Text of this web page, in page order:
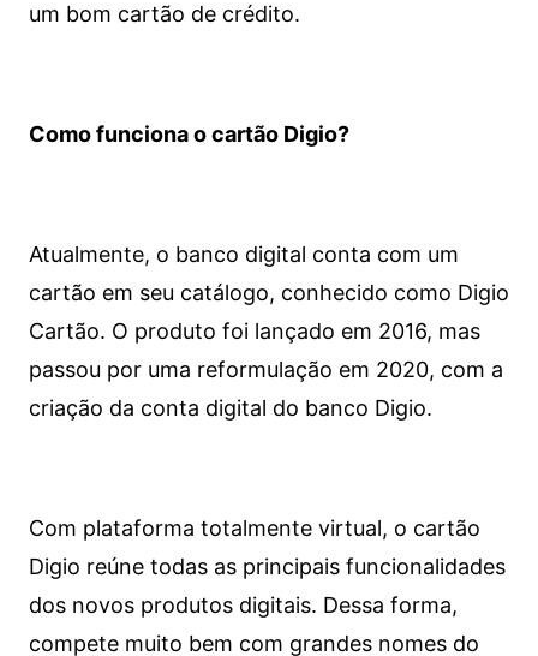
um bom cartão de crédito.
Como funciona o cartão Digio?
Atualmente, o banco digital conta com um
cartão em seu catálogo, conhecido como Digio
Cartão. O produto foi lançado em 2016, mas
passou por uma reformulação em 2020, com a
criação da conta digital do banco Digio.
Com plataforma totalmente virtual, o cartão
Digio reúne todas as principais funcionalidades
dos novos produtos digitais. Dessa forma,
compete muito bem com grandes nomes do